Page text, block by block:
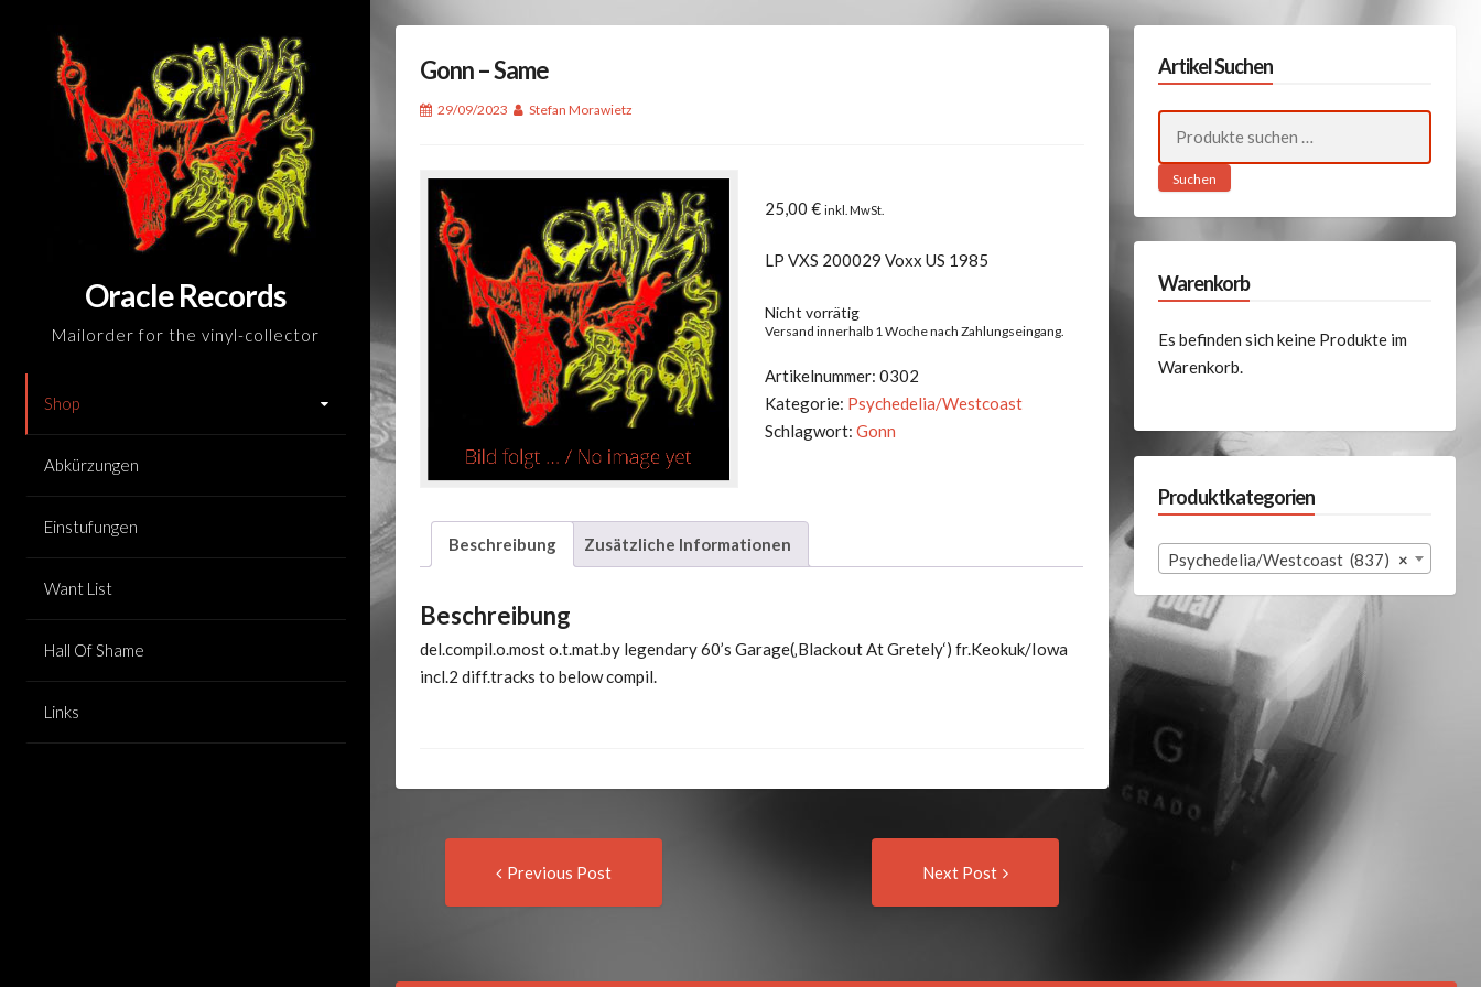
content
Oracle Records
Mailorder for the vinyl-collector
Shop
Abkürzungen
Einstufungen
Want List
Hall Of Shame
Links
Gonn – Same
29/09/2023 Stefan Morawietz
25,00€ inkl. MwSt.
LP VXS 200029 Voxx US 1985
Nicht vorrätig
Versand innerhalb 1 Woche nach Zahlungseingang.
Artikelnummer:0302
Kategorie: Psychedelia/Westcoast
Schlagwort:Gonn
Beschreibung Zusätzliche Informationen
Beschreibung
del.compil.o.most o.t.mat.by legendary 60’s Garage(‚Blackout At Gretely‘) fr.Keokuk/Iowa
incl.2 diff.tracks to below compil.
Post
navigation
Previous Post Next Post
Artikel Suchen
nach:
Suchen
Warenkorb
Es befinden sich keine Produkte im
Warenkorb.
Produktkategorien
×
Psychedelia/Westcoast (837)